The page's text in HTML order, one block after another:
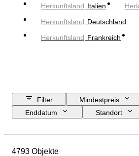
Herkunftsland Italien
Herkunftsland Deutschland
Herkunftsland Frankreich
Filter Mindestpreis
Enddatum
Standort
Zustand
4793 Objekte